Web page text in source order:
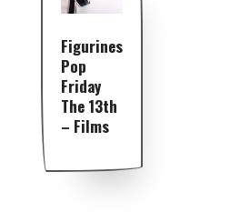
Figurines
Pop
Friday
The 13th
– Films